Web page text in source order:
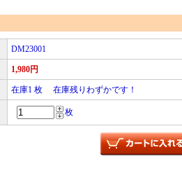
DM23001
1,980円
在庫1 枚 在庫残りわずかです！
枚